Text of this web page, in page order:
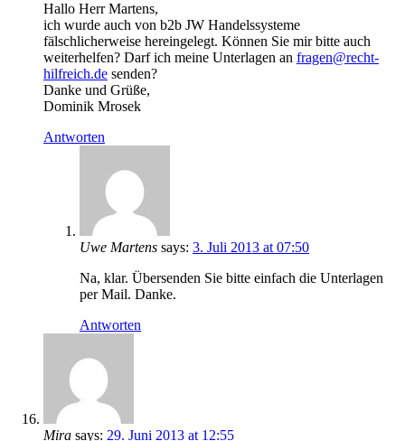
Hallo Herr Martens,
ich wurde auch von b2b JW Handelssysteme
fälschlicherweise hereingelegt. Können Sie mir bitte auch
weiterhelfen? Darf ich meine Unterlagen an fragen@recht-
hilfreich.de senden?
Danke und Grüße,
Dominik Mrosek
Antworten
Uwe Martens says: 3. Juli 2013 at 07:50
Na, klar. Übersenden Sie bitte einfach die Unterlagen
per Mail. Danke.
Antworten
Mira says: 29. Juni 2013 at 12:55